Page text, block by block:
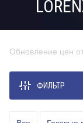
Обновление цен
Цена, руб.
ФИЛЬТР